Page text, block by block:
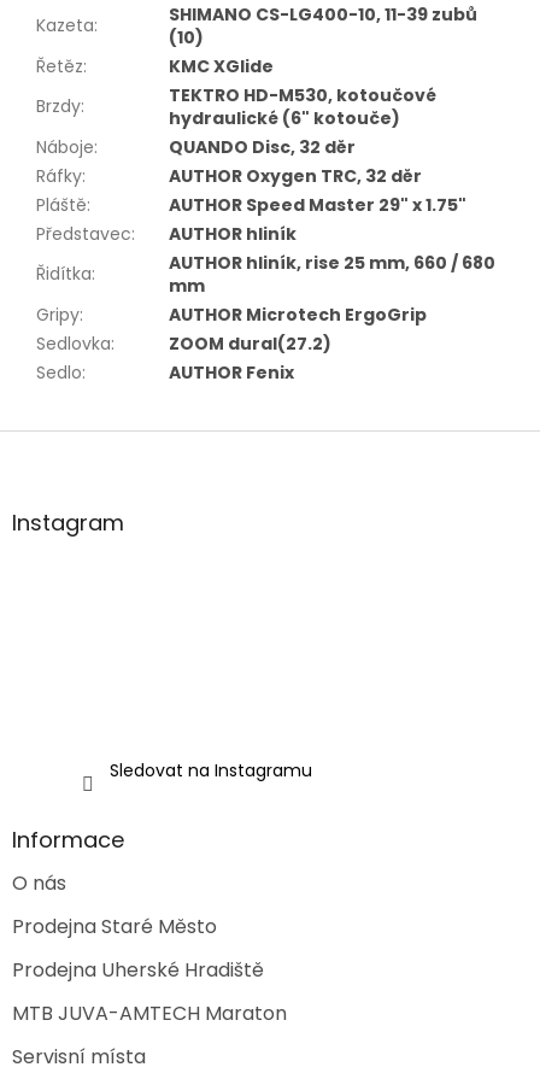
Kazeta:
SHIMANO CS-LG400-10, 11-39 zubů
(10)
Řetěz:
KMC XGlide
Brzdy:
TEKTRO HD-M530, kotoučové
hydraulické (6" kotouče)
Náboje:
QUANDO Disc, 32 děr
Ráfky:
AUTHOR Oxygen TRC, 32 děr
Pláště:
AUTHOR Speed Master 29" x 1.75"
Představec:
AUTHOR hliník
Řidítka:
AUTHOR hliník, rise 25 mm, 660 / 680
mm
Gripy:
AUTHOR Microtech ErgoGrip
Sedlovka:
ZOOM dural(27.2)
Sedlo: AUTHOR Fenix
Z
aInstagram
Sledovat na Instagramu
Informace
O nás
Prodejna Staré Město
Prodejna Uherské Hradiště
MTB JUVA-AMTECH Maraton
Servisní místa